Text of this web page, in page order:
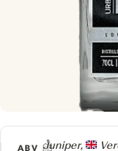
Producer
Juniper,
ABV